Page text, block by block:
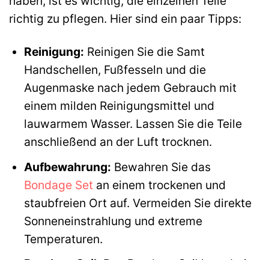
richtig zu pflegen. Hier sind ein paar Tipps:
Reinigung: Reinigen Sie die Samt
Handschellen, Fußfesseln und die
Augenmaske nach jedem Gebrauch mit
einem milden Reinigungsmittel und
lauwarmem Wasser. Lassen Sie die Teile
anschließend an der Luft trocknen.
Aufbewahrung: Bewahren Sie das
Bondage Set an einem trockenen und
staubfreien Ort auf. Vermeiden Sie direkte
Sonneneinstrahlung und extreme
Temperaturen.